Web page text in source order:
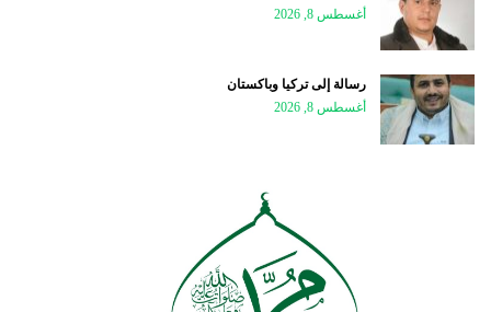
أغسطس 8, 2026
رسالة إلى تركيا وباكستان
أغسطس 8, 2026